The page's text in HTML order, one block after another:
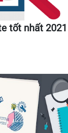
tốt nhất 2021